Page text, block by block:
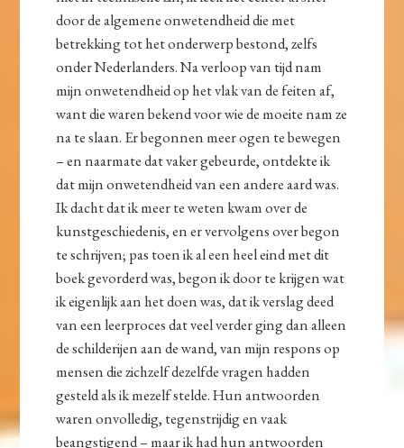
door de algemene onwetendheid die met
betrekking tot het onderwerp bestond, zelfs
onder Nederlanders. Na verloop van tijd nam
mijn onwetendheid op het vlak van de feiten af,
want die waren bekend voor wie de moeite nam ze
na te slaan. Er begonnen meer ogen te bewegen
– en naarmate dat vaker gebeurde, ontdekte ik
dat mijn onwetendheid van een andere aard was.
Ik dacht dat ik meer te weten kwam over de
kunstgeschiedenis, en er vervolgens over begon
te schrijven; pas toen ik al een heel eind met dit
boek gevorderd was, begon ik door te krijgen wat
ik eigenlijk aan het doen was, dat ik verslag deed
van een leerproces dat veel verder ging dan alleen
de schilderijen aan de wand, van mijn respons op
mensen die zichzelf dezelfde vragen hadden
gesteld als ik mezelf stelde. Hun antwoorden
waren onvolledig, tegenstrijdig en vaak
beangstigend – maar ik had hun antwoorden